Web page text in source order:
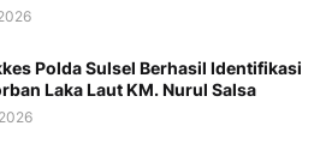
Polda Sulsel Berhasil Identifikasi
Laka Laut KM. Nurul Salsa